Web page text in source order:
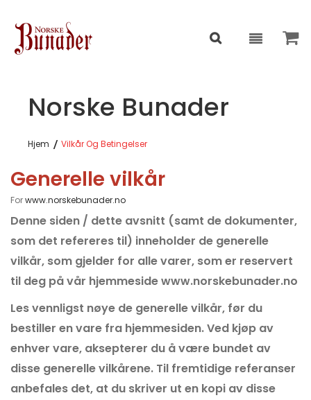
Norske Bunader
Hjem Vilkår Og Betingelser
Generelle vilkår
Forwww.norskebunader.no
Denne siden / dette avsnitt (samt de dokumenter,
som det refereres til) inneholder de generelle
vilkår, som gjelder for alle varer, som er reservert
til deg på vår hjemmeside www.norskebunader.no
Les vennligst nøye de generelle vilkår, før du
bestiller en vare fra hjemmesiden. Ved kjøp av
enhver vare, aksepterer du å være bundet av
disse generelle vilkårene. Til fremtidige referanser
anbefales det, at du skriver ut en kopi av disse